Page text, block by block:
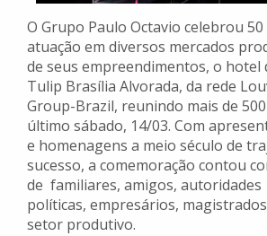
O Grupo Paulo Octavio celebrou 50
atuação em diversos mercados
de seus empreendimentos, o hotel
Tulip Brasília Alvorada, da rede
Group-Brazil, reunindo mais de
último sábado, 14/03. Com
e homenagens a meio século de
sucesso, a comemoração contou
de familiares, amigos, autoridades
políticas, empresários,
setor produtivo.